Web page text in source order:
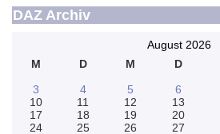
DAZ Archiv
August 2026
M
D M D
3
4 5 6
10
11 12 13
17
18 19 20
24
25 26 27